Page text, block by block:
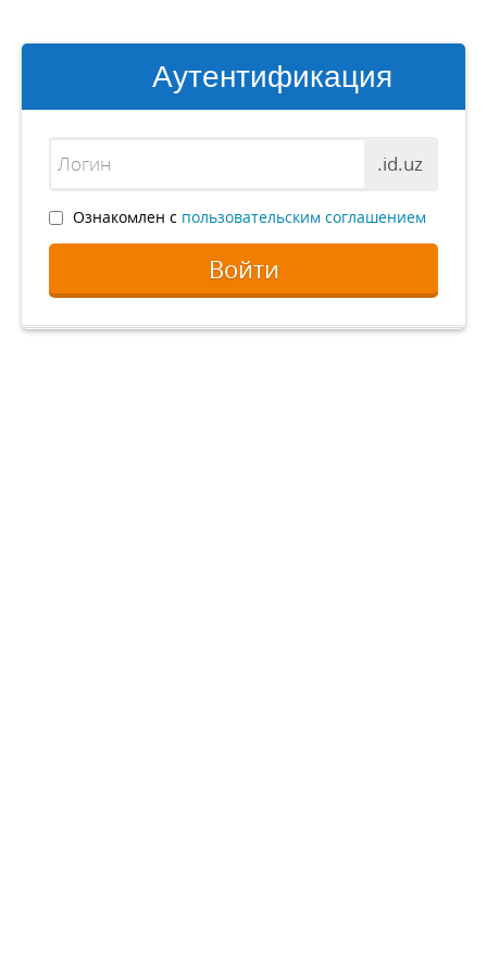
Аутентификация
.id.uz
Ознакомлен с пользовательским соглашением
Войти